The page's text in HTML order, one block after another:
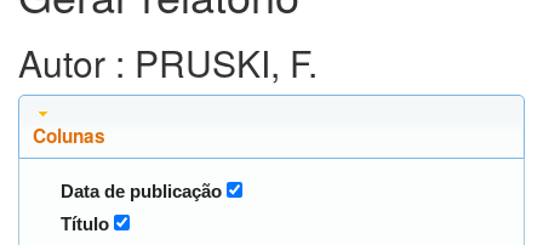
Autor : PRUSKI, F.
Colunas
Data de publicação
Título